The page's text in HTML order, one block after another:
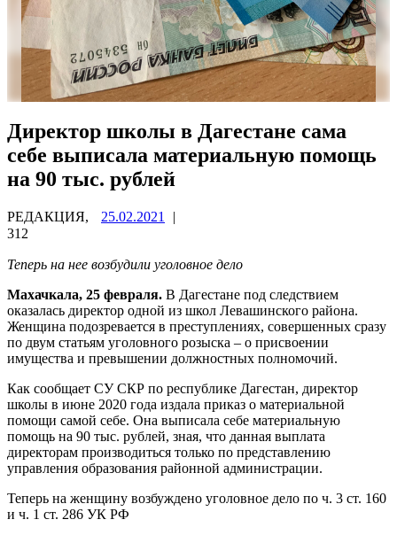
Директор школы в Дагестане сама
себе выписала материальную помощь
на 90 тыс. рублей
РЕДАКЦИЯ, 25.02.2021
|
312
Теперь на нее возбудили уголовное дело
Махачкала, 25 февраля. В Дагестане под следствием
оказалась директор одной из школ Левашинского района.
Женщина подозревается в преступлениях, совершенных сразу
по двум статьям уголовного розыска – о присвоении
имущества и превышении должностных полномочий.
Как сообщает СУ СКР по республике Дагестан, директор
школы в июне 2020 года издала приказ о материальной
помощи самой себе. Она выписала себе материальную
помощь на 90 тыс. рублей, зная, что данная выплата
директорам производиться только по представлению
управления образования районной администрации.
Теперь на женщину возбуждено уголовное дело по ч. 3 ст. 160
и ч. 1 ст. 286 УК РФ